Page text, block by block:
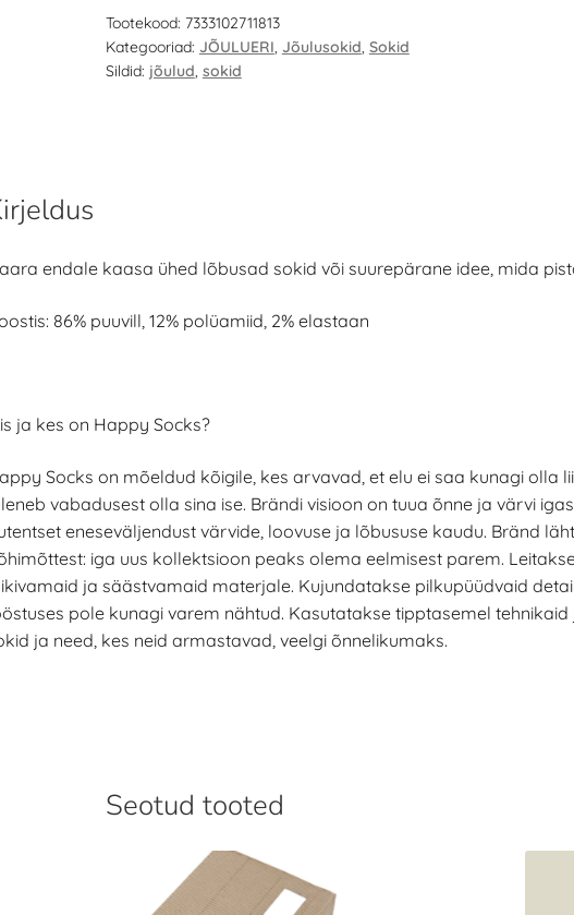
Tootekood: 7333102711813
Kategooriad: JÕULUERI, Jõulusokid, Sokid
Sildid: jõulud, sokid
endale kaasa ühed lõbusad sokid või suurepärane idee, mida
86% puuvill, 12% polüamiid, 2% elastaan
ja kes on Happy Socks?
Socks on mõeldud kõigile, kes arvavad, et elu ei saa kunagi olla
vabadusest olla sina ise. Brändi visioon on tuua õnne ja värvi
eneseväljendust värvide, loovuse ja lõbususe kaudu. Bränd
iga uus kollektsioon peaks olema eelmisest parem.
ja säästvamaid materjale. Kujundatakse pilkupüüdvaid
pole kunagi varem nähtud. Kasutatakse tipptasemel
ja need, kes neid armastavad, veelgi õnnelikumaks.
Seotud tooted